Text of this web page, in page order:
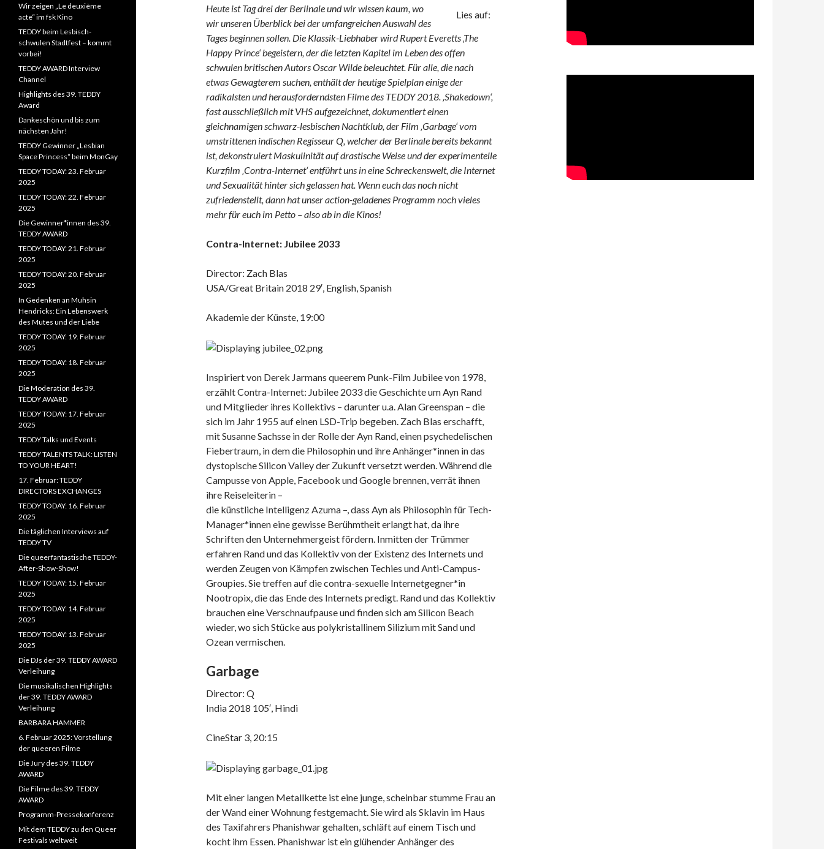
Lies auf:
Heute ist Tag drei der Berlinale und wir wissen kaum, wo
wir unseren Überblick bei der umfangreichen Auswahl des
Tages beginnen sollen. Die Klassik-Liebhaber wird Rupert Everetts ‚The
Happy Prince‘ begeistern, der die letzten Kapitel im Leben des offen
schwulen britischen Autors Oscar Wilde beleuchtet. Für alle, die nach
etwas Gewagterem suchen, enthält der heutige Spielplan einige der
radikalsten und herausforderndsten Filme des TEDDY 2018. ‚Shakedown‘,
fast ausschließlich mit VHS aufgezeichnet, dokumentiert einen
gleichnamigen schwarz-lesbischen Nachtklub, der Film ‚Garbage‘ vom
umstrittenen indischen Regisseur Q, welcher der Berlinale bereits bekannt
ist, dekonstruiert Maskulinität auf drastische Weise und der experimentelle
Kurzfilm ‚Contra-Internet‘ entführt uns in eine Schreckenswelt, die Internet
und Sexualität hinter sich gelassen hat. Wenn euch das noch nicht
zufriedenstellt, dann hat unser action-geladenes Programm noch vieles
mehr für euch im Petto – also ab in die Kinos!
Contra-Internet: Jubilee 2033
Director: Zach Blas
USA/Great Britain 2018 29′, English, Spanish
Akademie der Künste, 19:00
Inspiriert von Derek Jarmans queerem Punk-Film Jubilee von 1978,
erzählt Contra-Internet: Jubilee 2033 die Geschichte um Ayn Rand
und Mitglieder ihres Kollektivs – darunter u.a. Alan Greenspan – die
sich im Jahr 1955 auf einen LSD-Trip begeben. Zach Blas erschafft,
mit Susanne Sachsse in der Rolle der Ayn Rand, einen psychedelischen
Fiebertraum, in dem die Philosophin und ihre Anhänger*innen in das
dystopische Silicon Valley der Zukunft versetzt werden. Während die
Campusse von Apple, Facebook und Google brennen, verrät ihnen
ihre Reiseleiterin –
die künstliche Intelligenz Azuma –, dass Ayn als Philosophin für Tech-
Manager*innen eine gewisse Berühmtheit erlangt hat, da ihre
Schriften den Unternehmergeist fördern. Inmitten der Trümmer
erfahren Rand und das Kollektiv von der Existenz des Internets und
werden Zeugen von Kämpfen zwischen Techies und Anti-Campus-
Groupies. Sie treffen auf die contra-sexuelle Internetgegner*in
Nootropix, die das Ende des Internets predigt. Rand und das Kollektiv
brauchen eine Verschnaufpause und finden sich am Silicon Beach
wieder, wo sich Stücke aus polykristallinem Silizium mit Sand und
Ozean vermischen.
Garbage
Director: Q
India 2018 105′, Hindi
CineStar 3, 20:15
Mit einer langen Metallkette ist eine junge, scheinbar stumme Frau an
der Wand einer Wohnung festgemacht. Sie wird als Sklavin im Haus
des Taxifahrers Phanishwar gehalten, schläft auf einem Tisch und
kocht ihm Essen. Phanishwar ist ein glühender Anhänger des
Wir zeigen „Le deuxième
acte“ im fsk Kino
TEDDY beim Lesbisch-
schwulen Stadtfest – kommt
vorbei!
TEDDY AWARD Interview
Channel
Highlights des 39. TEDDY
Award
Dankeschön und bis zum
nächsten Jahr!
TEDDY Gewinner „Lesbian
Space Princess“ beim MonGay
TEDDY TODAY: 23. Februar
2025
TEDDY TODAY: 22. Februar
2025
Die Gewinner*innen des 39.
TEDDY AWARD
TEDDY TODAY: 21. Februar
2025
TEDDY TODAY: 20. Februar
2025
In Gedenken an Muhsin
Hendricks: Ein Lebenswerk
des Mutes und der Liebe
TEDDY TODAY: 19. Februar
2025
TEDDY TODAY: 18. Februar
2025
Die Moderation des 39.
TEDDY AWARD
TEDDY TODAY: 17. Februar
2025
TEDDY Talks und Events
TEDDY TALENTS TALK: LISTEN
TO YOUR HEART!
17. Februar: TEDDY
DIRECTORS EXCHANGES
TEDDY TODAY: 16. Februar
2025
Die täglichen Interviews auf
TEDDY TV
Die queerfantastische TEDDY-
After-Show-Show!
TEDDY TODAY: 15. Februar
2025
TEDDY TODAY: 14. Februar
2025
TEDDY TODAY: 13. Februar
2025
Die DJs der 39. TEDDY AWARD
Verleihung
Die musikalischen Highlights
der 39. TEDDY AWARD
Verleihung
BARBARA HAMMER
6. Februar 2025: Vorstellung
der queeren Filme
Die Jury des 39. TEDDY
AWARD
Die Filme des 39. TEDDY
AWARD
Programm-Pressekonferenz
Mit dem TEDDY zu den Queer
Festivals weltweit